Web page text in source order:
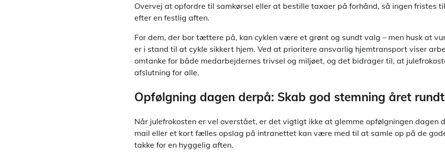
Overvej at opfordre til samkørsel eller at bestille taxaer på forhånd, så ingen fristes
efter en festlig aften.
For dem, der bor tættere på, kan cyklen være et grønt og sundt valg – men husk at
er i stand til at cykle sikkert hjem. Ved at prioritere ansvarlig hjemtransport viser
omtanke for både medarbejdernes trivsel og miljøet, og det bidrager til, at
afslutning for alle.
Opfølgning dagen derpå: Skab god stemning året rundt
Når julefrokosten er vel overstået, er det vigtigt ikke at glemme opfølgningen dagen
mail eller et kort fælles opslag på intranettet kan være med til at samle op på de
takke for en hyggelig aften.